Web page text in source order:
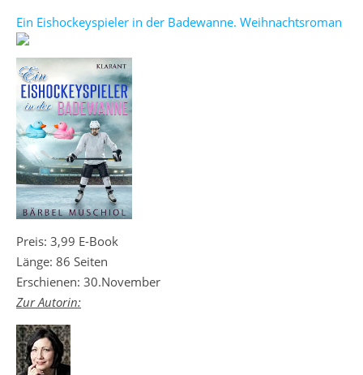
Ein Eishockeyspieler in der Badewanne. Weihnachtsroman
Preis: 3,99 E-Book
Länge: 86 Seiten
Erschienen: 30.November
Zur Autorin: